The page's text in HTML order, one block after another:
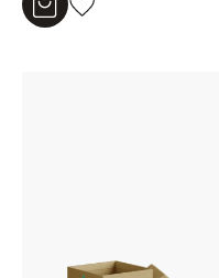
Aggiungi al carrello